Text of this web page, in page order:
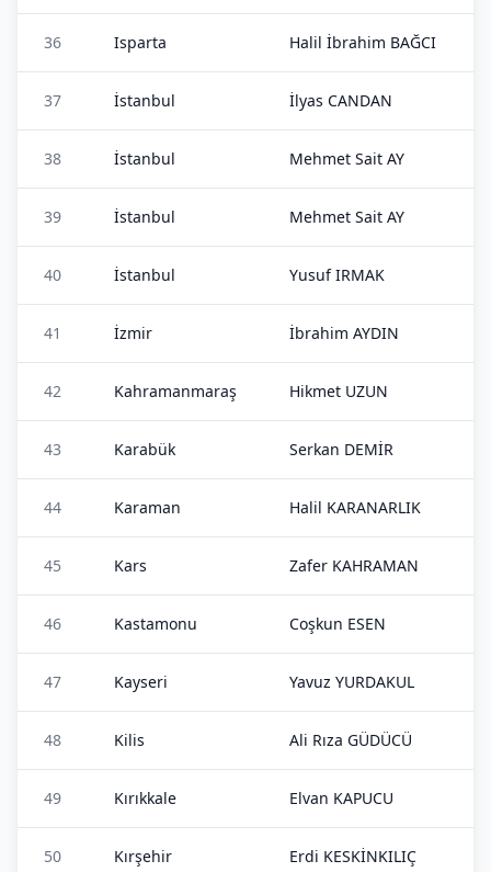
36 Isparta Halil İbrahim BAĞCI
37 İstanbul İlyas CANDAN
38 İstanbul Mehmet Sait AY
39 İstanbul Mehmet Sait AY
40 İstanbul Yusuf IRMAK
41 İzmir İbrahim AYDIN
42 Kahramanmaraş Hikmet UZUN
43 Karabük Serkan DEMİR
44 Karaman Halil KARANARLIK
45 Kars Zafer KAHRAMAN
46 Kastamonu Coşkun ESEN
47 Kayseri Yavuz YURDAKUL
48 Kilis Ali Rıza GÜDÜCÜ
49 Kırıkkale Elvan KAPUCU
50 Kırşehir Erdi KESKİNKILIÇ